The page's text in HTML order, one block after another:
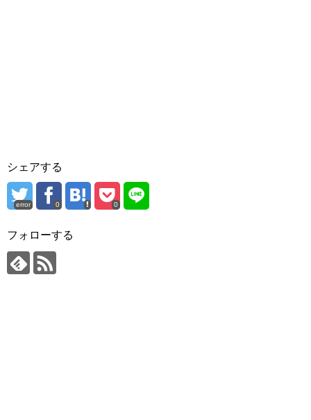
シェアする
error 0 0
フォローする